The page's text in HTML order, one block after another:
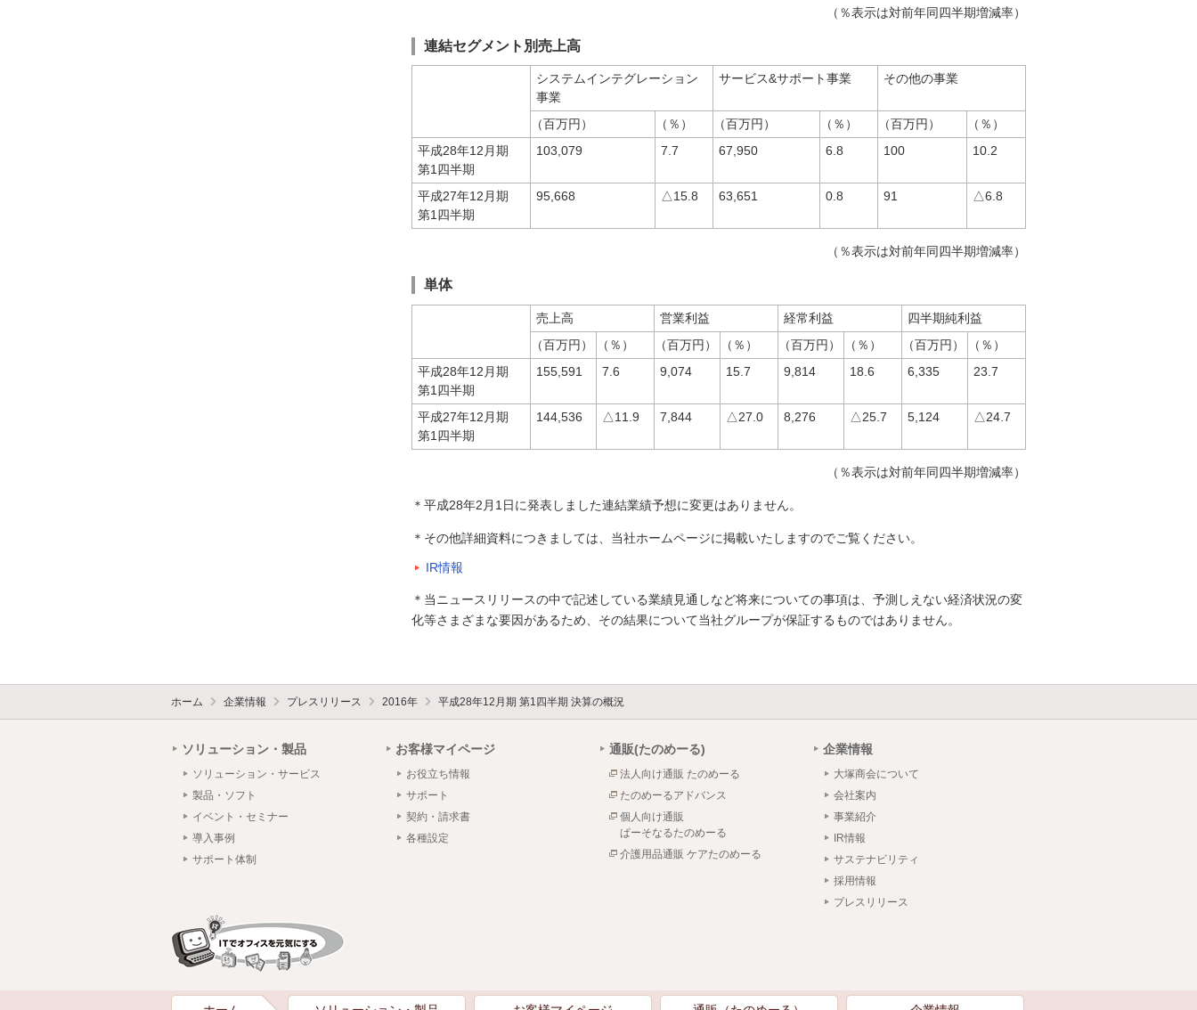
（％表示は対前年同四半期増減率）
連結セグメント別売上高
システムインテグレーション
事業
サービス&サポート事業 その他の事業
（百万円） （％） （百万円） （％） （百万円）
（％）
平成28年12月期
第1四半期
103,079 7.7 67,950 6.8 100 10.2
平成27年12月期
第1四半期
95,668 △15.8 63,651 0.8 91 △6.8
（％表示は対前年同四半期増減率）
単体
売上高 営業利益 経常利益
四半期純利益
（百万円）
（％） （百万円） （％） （百万円） （％） （百万円）
（％）
平成28年12月期
第1四半期
155,591 7.6 9,074 15.7 9,814 18.6 6,335 23.7
平成27年12月期
第1四半期
144,536 △11.9 7,844 △27.0 8,276 △25.7 5,124 △24.7
（％表示は対前年同四半期増減率）
＊平成28年2月1日に発表しました連結業績予想に変更はありません。
＊その他詳細資料につきましては、当社ホームページに掲載いたしますのでご覧ください。
IR情報
＊当ニュースリリースの中で記述している業績見通しなど将来についての事項は、予測しえない経済状況の変
化等さまざまな要因があるため、その結果について当社グループが保証するものではありません。
ホーム 企業情報 プレスリリース 2016年 平成28年12月期 第1四半期 決算の概況
ソリューション・製品
ソリューション・サービス
製品・ソフト
イベント・セミナー
導入事例
サポート体制
お客様マイページ
お役立ち情報
サポート
契約・請求書
各種設定
通販(たのめーる)
法人向け通販 たのめーる
たのめーるアドバンス
個人向け通販
ぱーそなるたのめーる
介護用品通販 ケアたのめーる
企業情報
大塚商会について
会社案内
事業紹介
IR情報
サステナビリティ
採用情報
プレスリリース